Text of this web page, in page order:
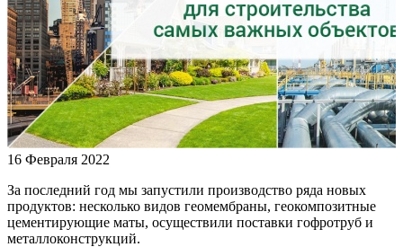
16 Февраля 2022
За последний год мы запустили производство ряда новых
продуктов: несколько видов геомембраны, геокомпозитные
цементирующие маты, осуществили поставки гофротруб и
металлоконструкций.